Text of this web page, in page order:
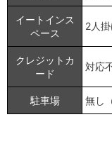
イートインス
ペース
2人
クレジットカ
ード
対応
駐車場 無し